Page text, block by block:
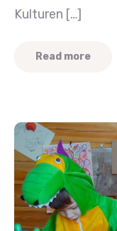
Kulturen […]
Read more